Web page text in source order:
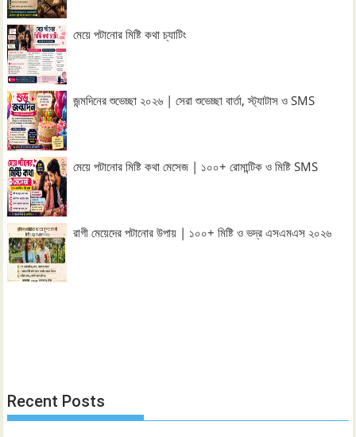
মেয়ে পটানোর মিষ্টি কথা চ্যাটিং
জন্মদিনের শুভেচ্ছা ২০২৬ | সেরা শুভেচ্ছা বার্তা, স্ট্যাটাস ও SMS
মেয়ে পটানোর মিষ্টি কথা মেসেজ | ১০০+ রোমান্টিক ও মিষ্টি SMS
রাগী মেয়েদের পটানোর উপায় | ১০০+ মিষ্টি ও ভদ্র এসএমএস ২০২৬
Recent Posts